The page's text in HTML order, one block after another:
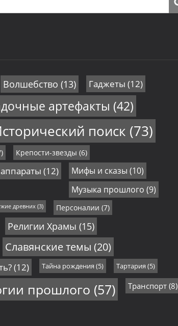
Волшебство (13) Гаджеты (12)
артефакты (42)
поиск (73)
Крепости-звезды (6)
(12) Мифы и сказы (10)
Музыка прошлого (9)
древних(3) Персоналии (7)
Религии Храмы (15)
Славянские темы (20)
(12) Тайна рождения (5) Тартария (5)
прошлого (57) Транспорт(8)